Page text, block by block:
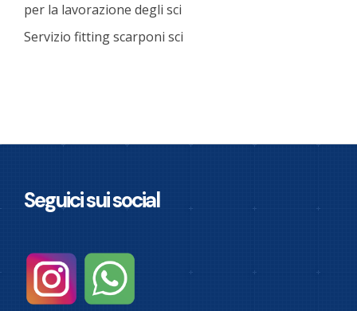
per la lavorazione degli sci
Servizio fitting scarponi sci
Seguici sui social